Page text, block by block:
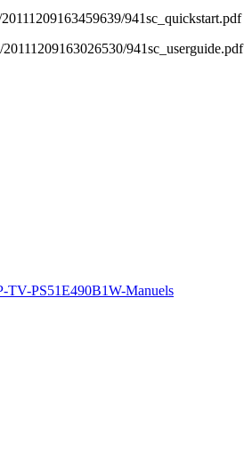
941sc_quickstart.pdf
941sc_userguide.pdf
TV-PS51E490B1W-Manuels